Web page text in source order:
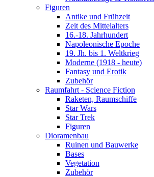
Figuren
Antike und Frühzeit
Zeit des Mittelalters
16.-18. Jahrhundert
Napoleonische Epoche
19. Jh. bis 1. Weltkrieg
Moderne (1918 - heute)
Fantasy und Erotik
Zubehör
Raumfahrt - Science Fiction
Raketen, Raumschiffe
Star Wars
Star Trek
Figuren
Dioramenbau
Ruinen und Bauwerke
Bases
Vegetation
Zubehör